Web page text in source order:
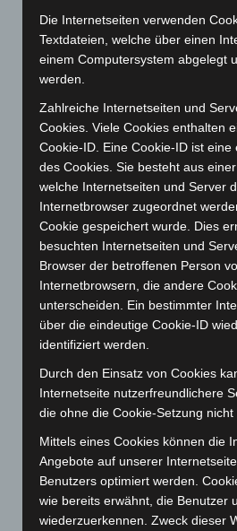
März 2026(115)
Februar 2026(109)
Dezember 2025(103)
November 2025(114)
Oktober 2025(112)
September 2025
August 2025(90)
Juli 2025(90)
Juni 2025(103)
Mai 2025(112)
April 2025 (88)
Februar 2025 (96)
Januar 2025(88)
Dezember 2024(89)
November 2024(94)
Oktober 2024(93)
September 2024(112)
Die Internetseiten verwenden
Textdateien, welche über einen
einem Computersystem abgelegt
werden.
Zahlreiche Internetseiten und
Cookies. Viele Cookies enthalten
Cookie-ID. Eine Cookie-ID ist eine
des Cookies. Sie besteht aus
welche Internetseiten und Server
Internetbrowser zugeordnet
Cookie gespeichert wurde. Dies
besuchten Internetseiten und
Browser der betroffenen Person
Internetbrowsern, die andere
unterscheiden. Ein bestimmter
über die eindeutige Cookie-ID
identifiziert werden.
Durch den Einsatz von Cookies
Internetseite nutzerfreundlichere
die ohne die Cookie-Setzung nicht
Mittels eines Cookies können die
Angebote auf unserer
Benutzers optimiert werden.
wie bereits erwähnt, die Benutzer
wiederzuerkennen. Zweck dieser